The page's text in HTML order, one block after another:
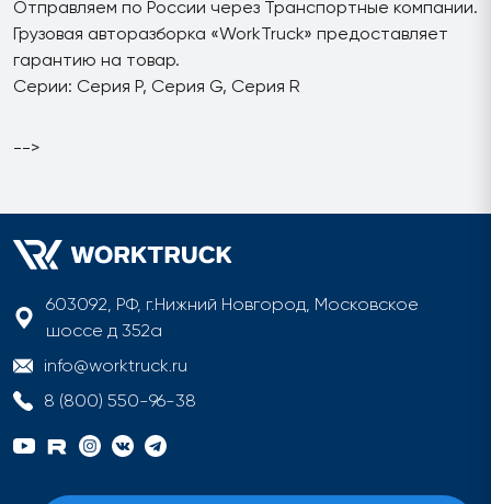
Отправляем по России через Транспортные компании.
Грузовая авторазборка «WorkTruck» предоставляет
гарантию на товар.
Серии: Серия P, Серия G, Серия R
-->
603092, РФ, г.Нижний Новгород, Московское
шоссе д 352а
info@worktruck.ru
8 (800) 550-96-38